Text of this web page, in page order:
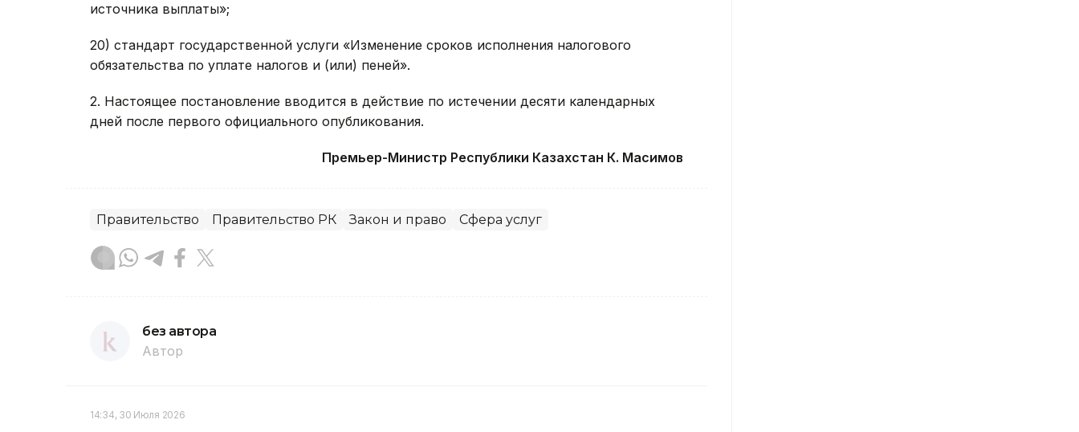
источника выплаты»;
20) стандарт государственной услуги «Изменение сроков исполнения налогового
обязательства по уплате налогов и (или) пеней».
2. Настоящее постановление вводится в действие по истечении десяти календарных
дней после первого официального опубликования.
Премьер-Министр Республики Казахстан К. Масимов
Правительство Правительство РК Закон и право Сфера услуг
без автора
Автор
14:34, 30 Июля 2026